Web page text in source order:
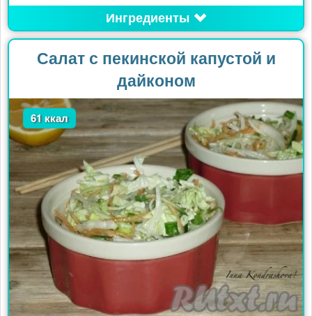
Ингредиенты
Салат с пекинской капустой и
дайконом
61 ккал